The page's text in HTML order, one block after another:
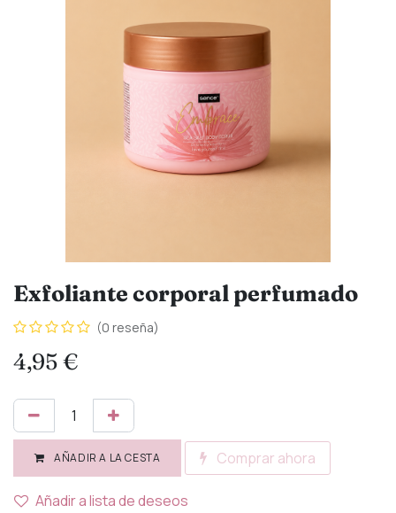
Exfoliante corporal perfumado
(0 reseña)
4,95€
AÑADIR A LA CESTA Comprar ahora
Añadir a lista de deseos